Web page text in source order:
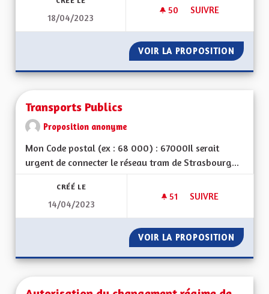
18/04/2023
50 50 ABONNÉS
SUIVRE
VOIR LA PROPOSITION
Transports Publics
Proposition anonyme
Mon Code postal (ex : 68 000) : 67000Il serait
urgent de connecter le réseau tram de Strasbourg...
CRÉÉ LE
14/04/2023
51 51 ABONNÉS
SUIVRE
VOIR LA PROPOSITION